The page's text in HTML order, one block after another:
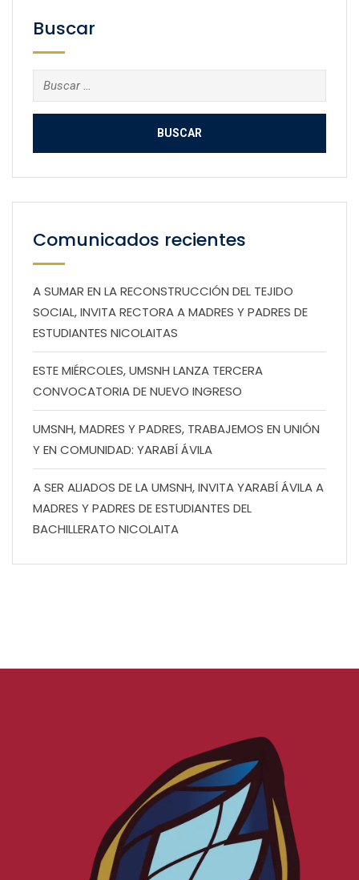
Buscar
Buscar:
Comunicados recientes
A SUMAR EN LA RECONSTRUCCIÓN DEL TEJIDO
SOCIAL, INVITA RECTORA A MADRES Y PADRES DE
ESTUDIANTES NICOLAITAS
ESTE MIÉRCOLES, UMSNH LANZA TERCERA
CONVOCATORIA DE NUEVO INGRESO
UMSNH, MADRES Y PADRES, TRABAJEMOS EN UNIÓN
Y EN COMUNIDAD: YARABÍ ÁVILA
A SER ALIADOS DE LA UMSNH, INVITA YARABÍ ÁVILA A
MADRES Y PADRES DE ESTUDIANTES DEL
BACHILLERATO NICOLAITA